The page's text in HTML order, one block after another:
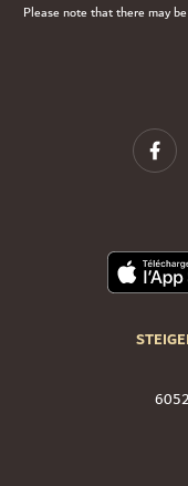
Please note that there may